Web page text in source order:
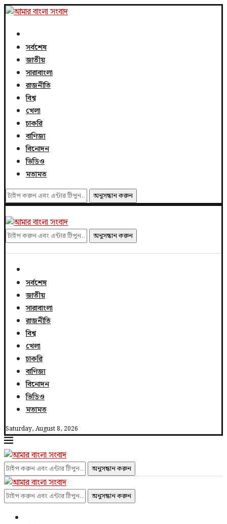
সর্বশেষ
জাতীয়
সারাবাংলা
রাজনীতি
বিশ্ব
খেলা
চাকরি
বাণিজ্য
বিনোদন
ভিডিও
মতামত
অনুসন্ধান করুন
অনুসন্ধান করুন
সর্বশেষ
জাতীয়
সারাবাংলা
রাজনীতি
বিশ্ব
খেলা
চাকরি
বাণিজ্য
বিনোদন
ভিডিও
মতামত
Saturday, August 8, 2026
অনুসন্ধান করুন
অনুসন্ধান করুন